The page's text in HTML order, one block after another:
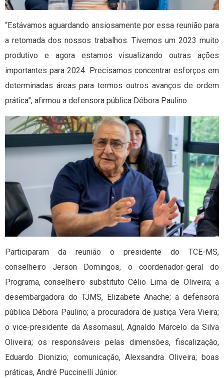
“Estávamos aguardando ansiosamente por essa reunião para
a retomada dos nossos trabalhos. Tivemos um 2023 muito
produtivo e agora estamos visualizando outras ações
importantes para 2024. Precisamos concentrar esforços em
determinadas áreas para termos outros avanços de ordem
prática”, afirmou a defensora pública Débora Paulino.
Participaram da reunião o presidente do TCE-MS,
conselheiro Jerson Domingos, o coordenador-geral do
Programa, conselheiro substituto Célio Lima de Oliveira; a
desembargadora do TJMS, Elizabete Anache; a defensora
pública Débora Paulino; a procuradora de justiça Vera Vieira;
o vice-presidente da Assomasul, Agnaldo Marcelo da Silva
Oliveira; os responsáveis pelas dimensões, fiscalização,
Eduardo Dionizio; comunicação, Alexsandra Oliveira; boas
práticas, André Puccinelli Júnior.